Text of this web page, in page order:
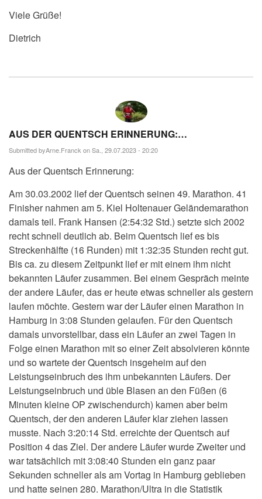
Viele Grüße!
Dietrich
AUS DER QUENTSCH ERINNERUNG:…
Submitted byArne.Franck on Sa., 29.07.2023 - 20:20
Aus der Quentsch Erinnerung:
Am 30.03.2002 lief der Quentsch seinen 49. Marathon. 41
Finisher nahmen am 5. Kiel Holtenauer Geländemarathon
damals teil. Frank Hansen (2:54:32 Std.) setzte sich 2002
recht schnell deutlich ab. Beim Quentsch lief es bis
Streckenhälfte (16 Runden) mit 1:32:35 Stunden recht gut.
Bis ca. zu diesem Zeitpunkt lief er mit einem ihm nicht
bekannten Läufer zusammen. Bei einem Gespräch meinte
der andere Läufer, das er heute etwas schneller als gestern
laufen möchte. Gestern war der Läufer einen Marathon in
Hamburg in 3:08 Stunden gelaufen. Für den Quentsch
damals unvorstellbar, dass ein Läufer an zwei Tagen in
Folge einen Marathon mit so einer Zeit absolvieren könnte
und so wartete der Quentsch insgeheim auf den
Leistungseinbruch des ihm unbekannten Läufers. Der
Leistungseinbruch und üble Blasen an den Füßen (6
Minuten kleine OP zwischendurch) kamen aber beim
Quentsch, der den anderen Läufer klar ziehen lassen
musste. Nach 3:20:14 Std. erreichte der Quentsch auf
Position 4 das Ziel. Der andere Läufer wurde Zweiter und
war tatsächlich mit 3:08:40 Stunden ein ganz paar
Sekunden schneller als am Vortag in Hamburg geblieben
und hatte seinen 280. Marathon/Ultra in die Statistik